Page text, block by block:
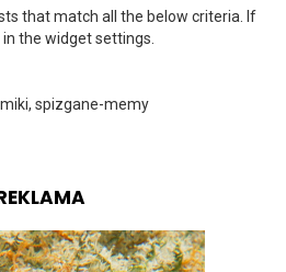
that match all the below criteria. If
the widget settings.
spizgane-memy